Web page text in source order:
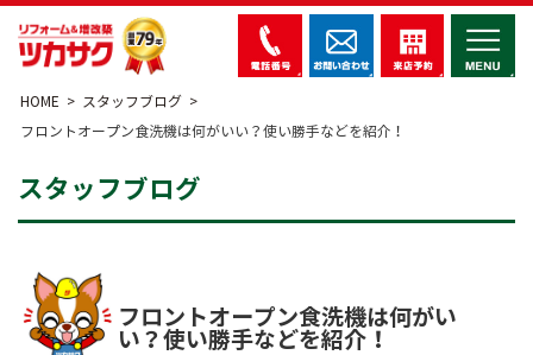
HOME
スタッフブログ
フロントオープン食洗機は何がいい？使い勝手などを紹介！
スタッフブログ
フロントオープン食洗機は何がい
い？使い勝手などを紹介！